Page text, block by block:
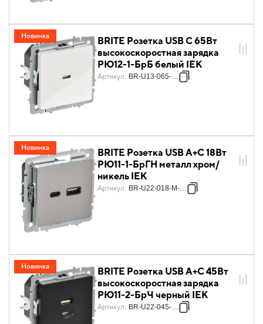
BRITE Розетка USB C 65Вт
высокоскоростная зарядка
РЮ12-1-БрБ белый IEK
Артикул: BR-U13-065-K01
Новинка
BRITE Розетка USB A+C 18Вт
РЮ11-1-БрГН металл хром/
никель IEK
Артикул: BR-U22-018-M-K23
Новинка
BRITE Розетка USB A+C 45Вт
высокоскоростная зарядка
РЮ11-2-БрЧ черный IEK
Артикул: BR-U22-045-K02
Новинка